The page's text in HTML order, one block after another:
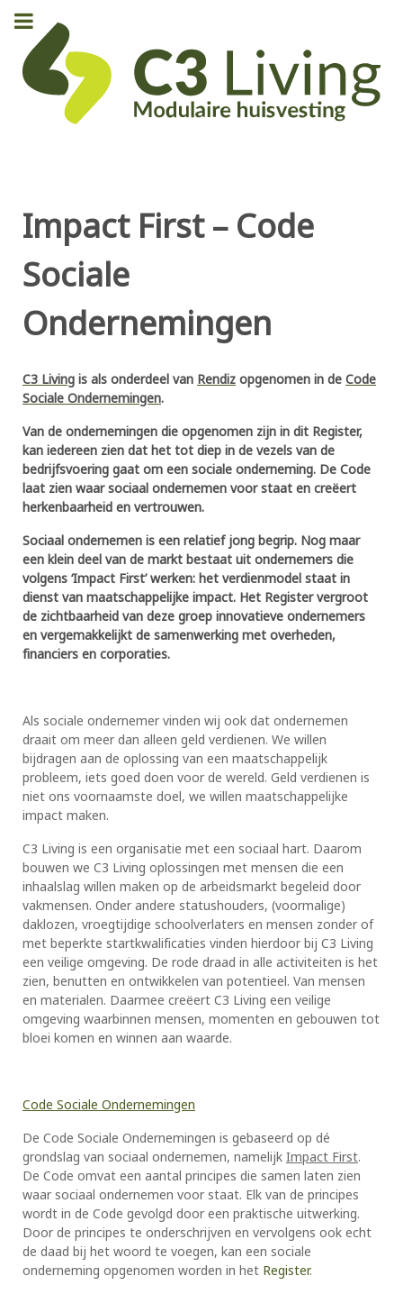
Impact First – Code
Sociale
Ondernemingen
C3 Living is als onderdeel van Rendiz opgenomen in de Code
Sociale Ondernemingen.
Van de ondernemingen die opgenomen zijn in dit Register,
kan iedereen zien dat het tot diep in de vezels van de
bedrijfsvoering gaat om een sociale onderneming. De Code
laat zien waar sociaal ondernemen voor staat en creëert
herkenbaarheid en vertrouwen.
Sociaal ondernemen is een relatief jong begrip. Nog maar
een klein deel van de markt bestaat uit ondernemers die
volgens ‘Impact First’ werken: het verdienmodel staat in
dienst van maatschappelijke impact. Het Register vergroot
de zichtbaarheid van deze groep innovatieve ondernemers
en vergemakkelijkt de samenwerking met overheden,
financiers en corporaties.
Als sociale ondernemer vinden wij ook dat ondernemen
draait om meer dan alleen geld verdienen. We willen
bijdragen aan de oplossing van een maatschappelijk
probleem, iets goed doen voor de wereld. Geld verdienen is
niet ons voornaamste doel, we willen maatschappelijke
impact maken.
C3 Living is een organisatie met een sociaal hart. Daarom
bouwen we C3 Living oplossingen met mensen die een
inhaalslag willen maken op de arbeidsmarkt begeleid door
vakmensen. Onder andere statushouders, (voormalige)
daklozen, vroegtijdige schoolverlaters en mensen zonder of
met beperkte startkwalificaties vinden hierdoor bij C3 Living
een veilige omgeving. De rode draad in alle activiteiten is het
zien, benutten en ontwikkelen van potentieel. Van mensen
en materialen. Daarmee creëert C3 Living een veilige
omgeving waarbinnen mensen, momenten en gebouwen tot
bloei komen en winnen aan waarde.
Code Sociale Ondernemingen
De Code Sociale Ondernemingen is gebaseerd op dé
grondslag van sociaal ondernemen, namelijk Impact First.
De Code omvat een aantal principes​​​​​ die samen laten zien
waar sociaal ondernemen voor staat. Elk van de principes
wordt in de Code gevolgd door een praktische uitwerking.
Door de principes te onderschrijven en vervolgens ook echt
de daad bij het woord te voegen, kan een sociale
onderneming opgenomen worden in het Register.​​​​​​